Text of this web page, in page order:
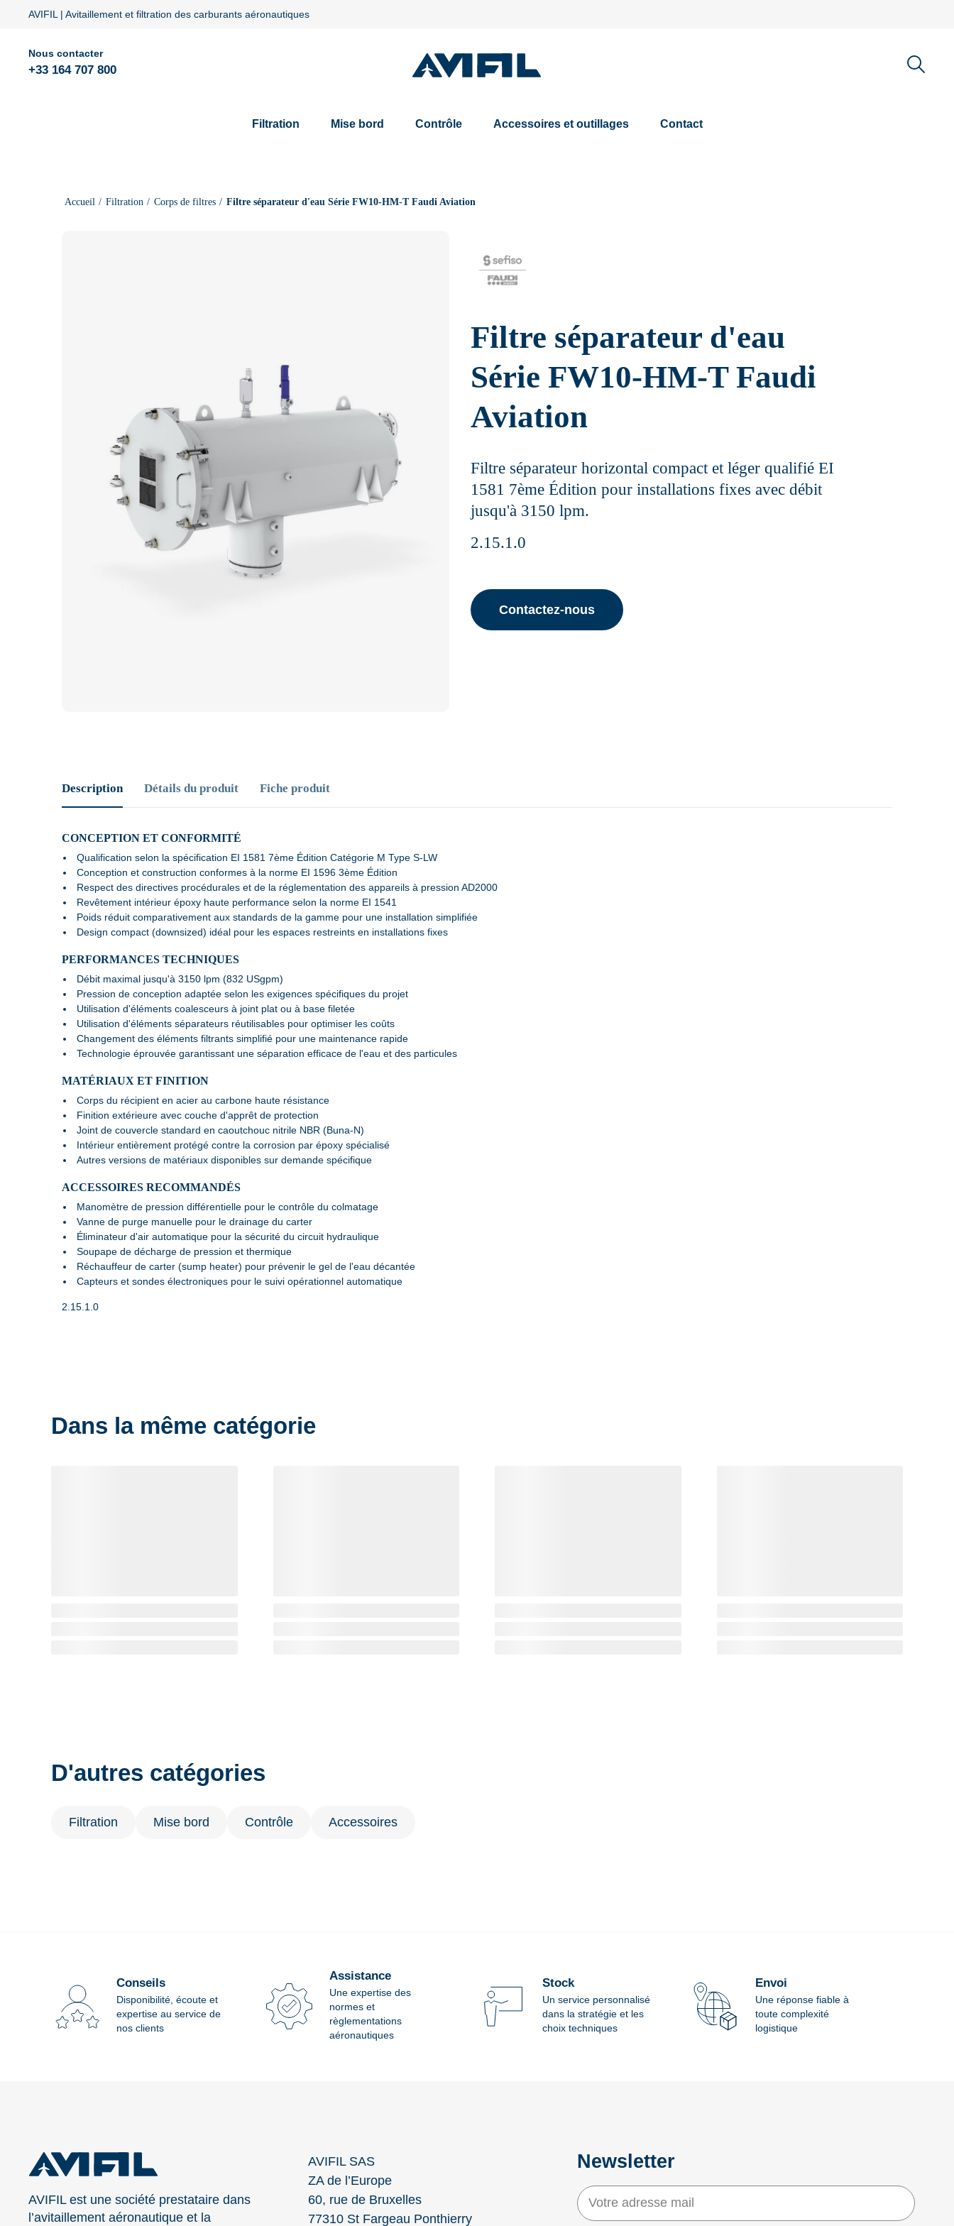
AVIFIL | Avitaillement et filtration des carburants aéronautiques
Nous contacter
+33 164 707 800
Filtration Mise bord Contrôle Accessoires et outillages Contact
Accueil Filtration Corps de filtres Filtre séparateur d'eau Série FW10-HM-T Faudi Aviation
Filtre séparateur d'eau
Série FW10-HM-T Faudi
Aviation
Filtre séparateur horizontal compact et léger qualifié EI
1581 7ème Édition pour installations fixes avec débit
jusqu'à 3150 lpm.
2.15.1.0
Contactez-nous
Description Détails du produit Fiche produit
CONCEPTION ET CONFORMITÉ
Qualification selon la spécification EI 1581 7ème Édition Catégorie M Type S-LW
Conception et construction conformes à la norme EI 1596 3ème Édition
Respect des directives procédurales et de la réglementation des appareils à pression AD2000
Revêtement intérieur époxy haute performance selon la norme EI 1541
Poids réduit comparativement aux standards de la gamme pour une installation simplifiée
Design compact (downsized) idéal pour les espaces restreints en installations fixes
PERFORMANCES TECHNIQUES
Débit maximal jusqu'à 3150 lpm (832 USgpm)
Pression de conception adaptée selon les exigences spécifiques du projet
Utilisation d'éléments coalesceurs à joint plat ou à base filetée
Utilisation d'éléments séparateurs réutilisables pour optimiser les coûts
Changement des éléments filtrants simplifié pour une maintenance rapide
Technologie éprouvée garantissant une séparation efficace de l'eau et des particules
MATÉRIAUX ET FINITION
Corps du récipient en acier au carbone haute résistance
Finition extérieure avec couche d'apprêt de protection
Joint de couvercle standard en caoutchouc nitrile NBR (Buna-N)
Intérieur entièrement protégé contre la corrosion par époxy spécialisé
Autres versions de matériaux disponibles sur demande spécifique
ACCESSOIRES RECOMMANDÉS
Manomètre de pression différentielle pour le contrôle du colmatage
Vanne de purge manuelle pour le drainage du carter
Éliminateur d'air automatique pour la sécurité du circuit hydraulique
Soupape de décharge de pression et thermique
Réchauffeur de carter (sump heater) pour prévenir le gel de l'eau décantée
Capteurs et sondes électroniques pour le suivi opérationnel automatique
2.15.1.0
Dans la même catégorie
D'autres catégories
Filtration Mise bord Contrôle Accessoires
Conseils
Disponibilité, écoute et
expertise au service de
nos clients
Assistance
Une expertise des
normes et
règlementations
aéronautiques
Stock
Un service personnalisé
dans la stratégie et les
choix techniques
Envoi
Une réponse fiable à
toute complexité
logistique
AVIFIL est une société prestataire dans
l’avitaillement aéronautique et la
AVIFIL SAS
ZA de l’Europe
60, rue de Bruxelles
77310 St Fargeau Ponthierry
Newsletter